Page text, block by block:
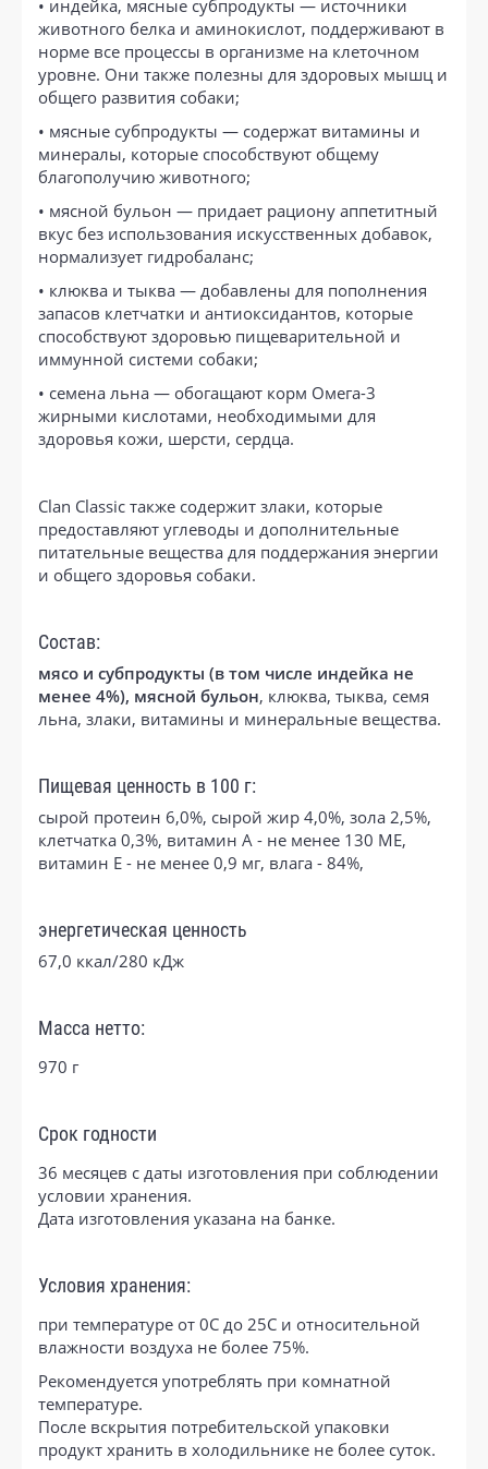
• индейка, мясные субпродукты — источники
животного белка и аминокислот, поддерживают в
норме все процессы в организме на клеточном
уровне. Они также полезны для здоровых мышц и
общего развития собаки;
• мясные субпродукты — содержат витамины и
минералы, которые способствуют общему
благополучию животного;
• мясной бульон — придает рациону аппетитный
вкус без использования искусственных добавок,
нормализует гидробаланс;
• клюква и тыква — добавлены для пополнения
запасов клетчатки и антиоксидантов, которые
способствуют здоровью пищеварительной и
иммунной системи собаки;
• семена льна — обогащают корм Омега-3
жирными кислотами, необходимыми для
здоровья кожи, шерсти, сердца.
Clan Classic также содержит злаки, которые
предоставляют углеводы и дополнительные
питательные вещества для поддержания энергии
и общего здоровья собаки.
Состав:
мясо и субпродукты (в том числе индейка не
менее 4%), мясной бульон, клюква, тыква, семя
льна, злаки, витамины и минеральные вещества.
Пищевая ценность в 100 г:
сырой протеин 6,0%, сырой жир 4,0%, зола 2,5%,
клетчатка 0,3%, витамин А - не менее 130 МЕ,
витамин Е - не менее 0,9 мг, влага - 84%,
энергетическая ценность
67,0 ккал/280 кДж
Масса нетто:
970 г
Срок годности
36 месяцев с даты изготовления при соблюдении
условии хранения.
Дата изготовления указана на банке.
Условия хранения:
при температуре от 0С до 25С и относительной
влажности воздуха не более 75%.
Рекомендуется употреблять при комнатной
температуре.
После вскрытия потребительской упаковки
продукт хранить в холодильнике не более суток.